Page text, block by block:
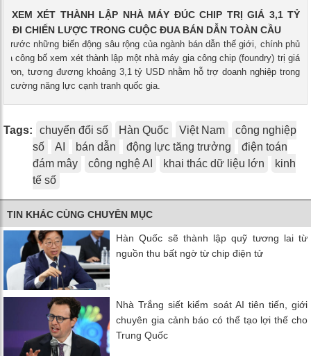
XEM XÉT THÀNH LẬP NHÀ MÁY ĐÚC CHIP TRỊ GIÁ 3,1 TỶ
ĐI CHIẾN LƯỢC TRONG CUỘC ĐUA BÁN DẪN TOÀN CẦU
Trước những biến động sâu rộng của ngành bán dẫn thế giới, chính phủ
công bố xem xét thành lập một nhà máy gia công chip (foundry) trị giá
won, tương đương khoảng 3,1 tỷ USD nhằm hỗ trợ doanh nghiệp trong
cường năng lực cạnh tranh quốc gia.
Tags: chuyển đổi số Hàn Quốc Việt Nam
công nghiệp
số
AI bán dẫn động lực tăng trưởng
điện toán
đám mây
công nghệ AI khai thác dữ liệu lớn
kinh
tế số
TIN KHÁC CÙNG CHUYÊN MỤC
Hàn Quốc sẽ thành lập quỹ tương lai từ
nguồn thu bất ngờ từ chip điện tử
Nhà Trắng siết kiểm soát AI tiên tiến, giới
chuyên gia cảnh báo có thể tạo lợi thế cho
Trung Quốc